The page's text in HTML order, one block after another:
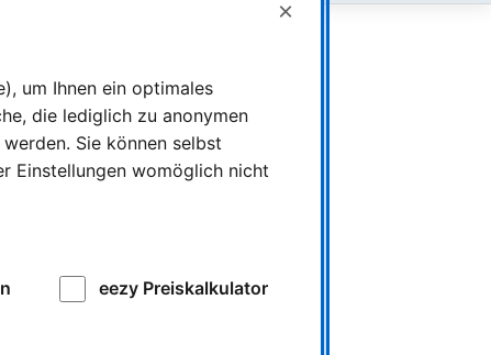
×
um Ihnen ein optimales
die lediglich zu anonymen
Sie können selbst
Einstellungen womöglich nicht
eezy Preiskalkulator